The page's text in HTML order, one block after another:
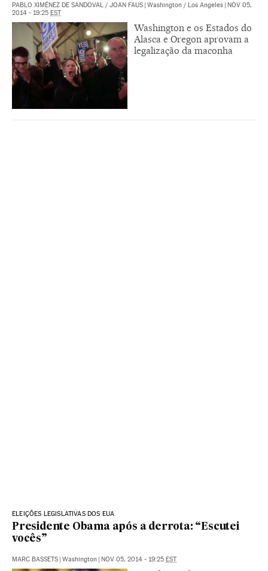
PABLO XIMÉNEZ DE SANDOVAL / JOAN FAUS | Washington / Los Angeles | NOV 05,
2014 - 19:25 EST
Washington e os Estados do
Alasca e Oregon aprovam a
legalização da maconha
ELEIÇÕES LEGISLATIVAS DOS EUA
Presidente Obama após a derrota: “Escutei
vocês”
MARC BASSETS | Washington | NOV 05, 2014 - 19:25 EST